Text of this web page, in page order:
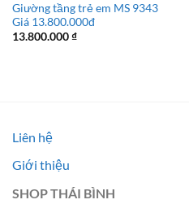
Giường tầng trẻ em MS 9343
Giá 13.800.000đ
13.800.000₫
Liên hệ
Giới thiệu
SHOP THÁI BÌNH